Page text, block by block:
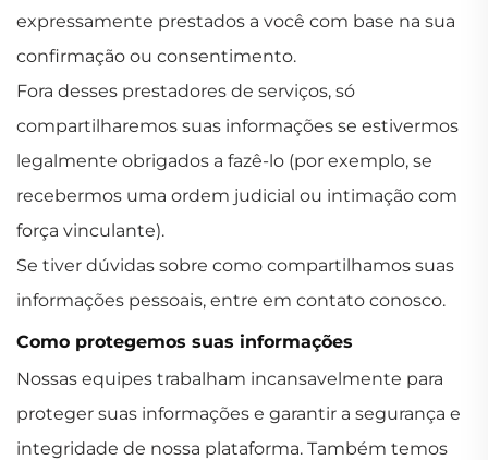
expressamente prestados a você com base na sua
confirmação ou consentimento.
Fora desses prestadores de serviços, só
compartilharemos suas informações se estivermos
legalmente obrigados a fazê-lo (por exemplo, se
recebermos uma ordem judicial ou intimação com
força vinculante).
Se tiver dúvidas sobre como compartilhamos suas
informações pessoais, entre em contato conosco.
Como protegemos suas informações
Nossas equipes trabalham incansavelmente para
proteger suas informações e garantir a segurança e
integridade de nossa plataforma. Também temos